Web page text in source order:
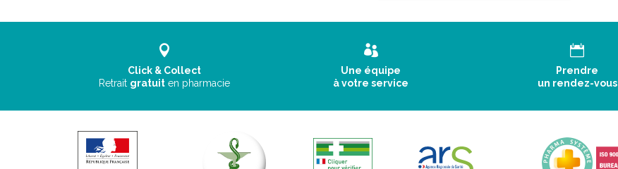
Click & Collect
Retrait gratuit en pharmacie
Une équipe
à votre service
Prendre
un rendez-vous